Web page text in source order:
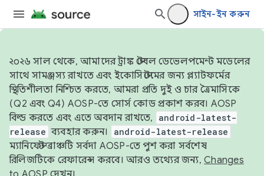
সাইন-ইন করুন
২০২৬ সাল থেকে, আমাদের ট্রাঙ্ক স্টেবল ডেভেলপমেন্ট মডেলের
সাথে সামঞ্জস্য রাখতে এবং ইকোসিস্টেমের জন্য প্ল্যাটফর্মের
স্থিতিশীলতা নিশ্চিত করতে, আমরা প্রতি দুই ও চার ত্রৈমাসিকে
(Q2 এবং Q4) AOSP-তে সোর্স কোড প্রকাশ করব। AOSP
বিল্ড করতে এবং এতে অবদান রাখতে,
android-latest-
release ব্যবহার করুন। android-latest-release
ম্যানিফেস্ট ব্রাঞ্চটি সর্বদা AOSP-তে পুশ করা সর্বশেষ
রিলিজটিকে রেফারেন্স করবে। আরও তথ্যের জন্য, Changes